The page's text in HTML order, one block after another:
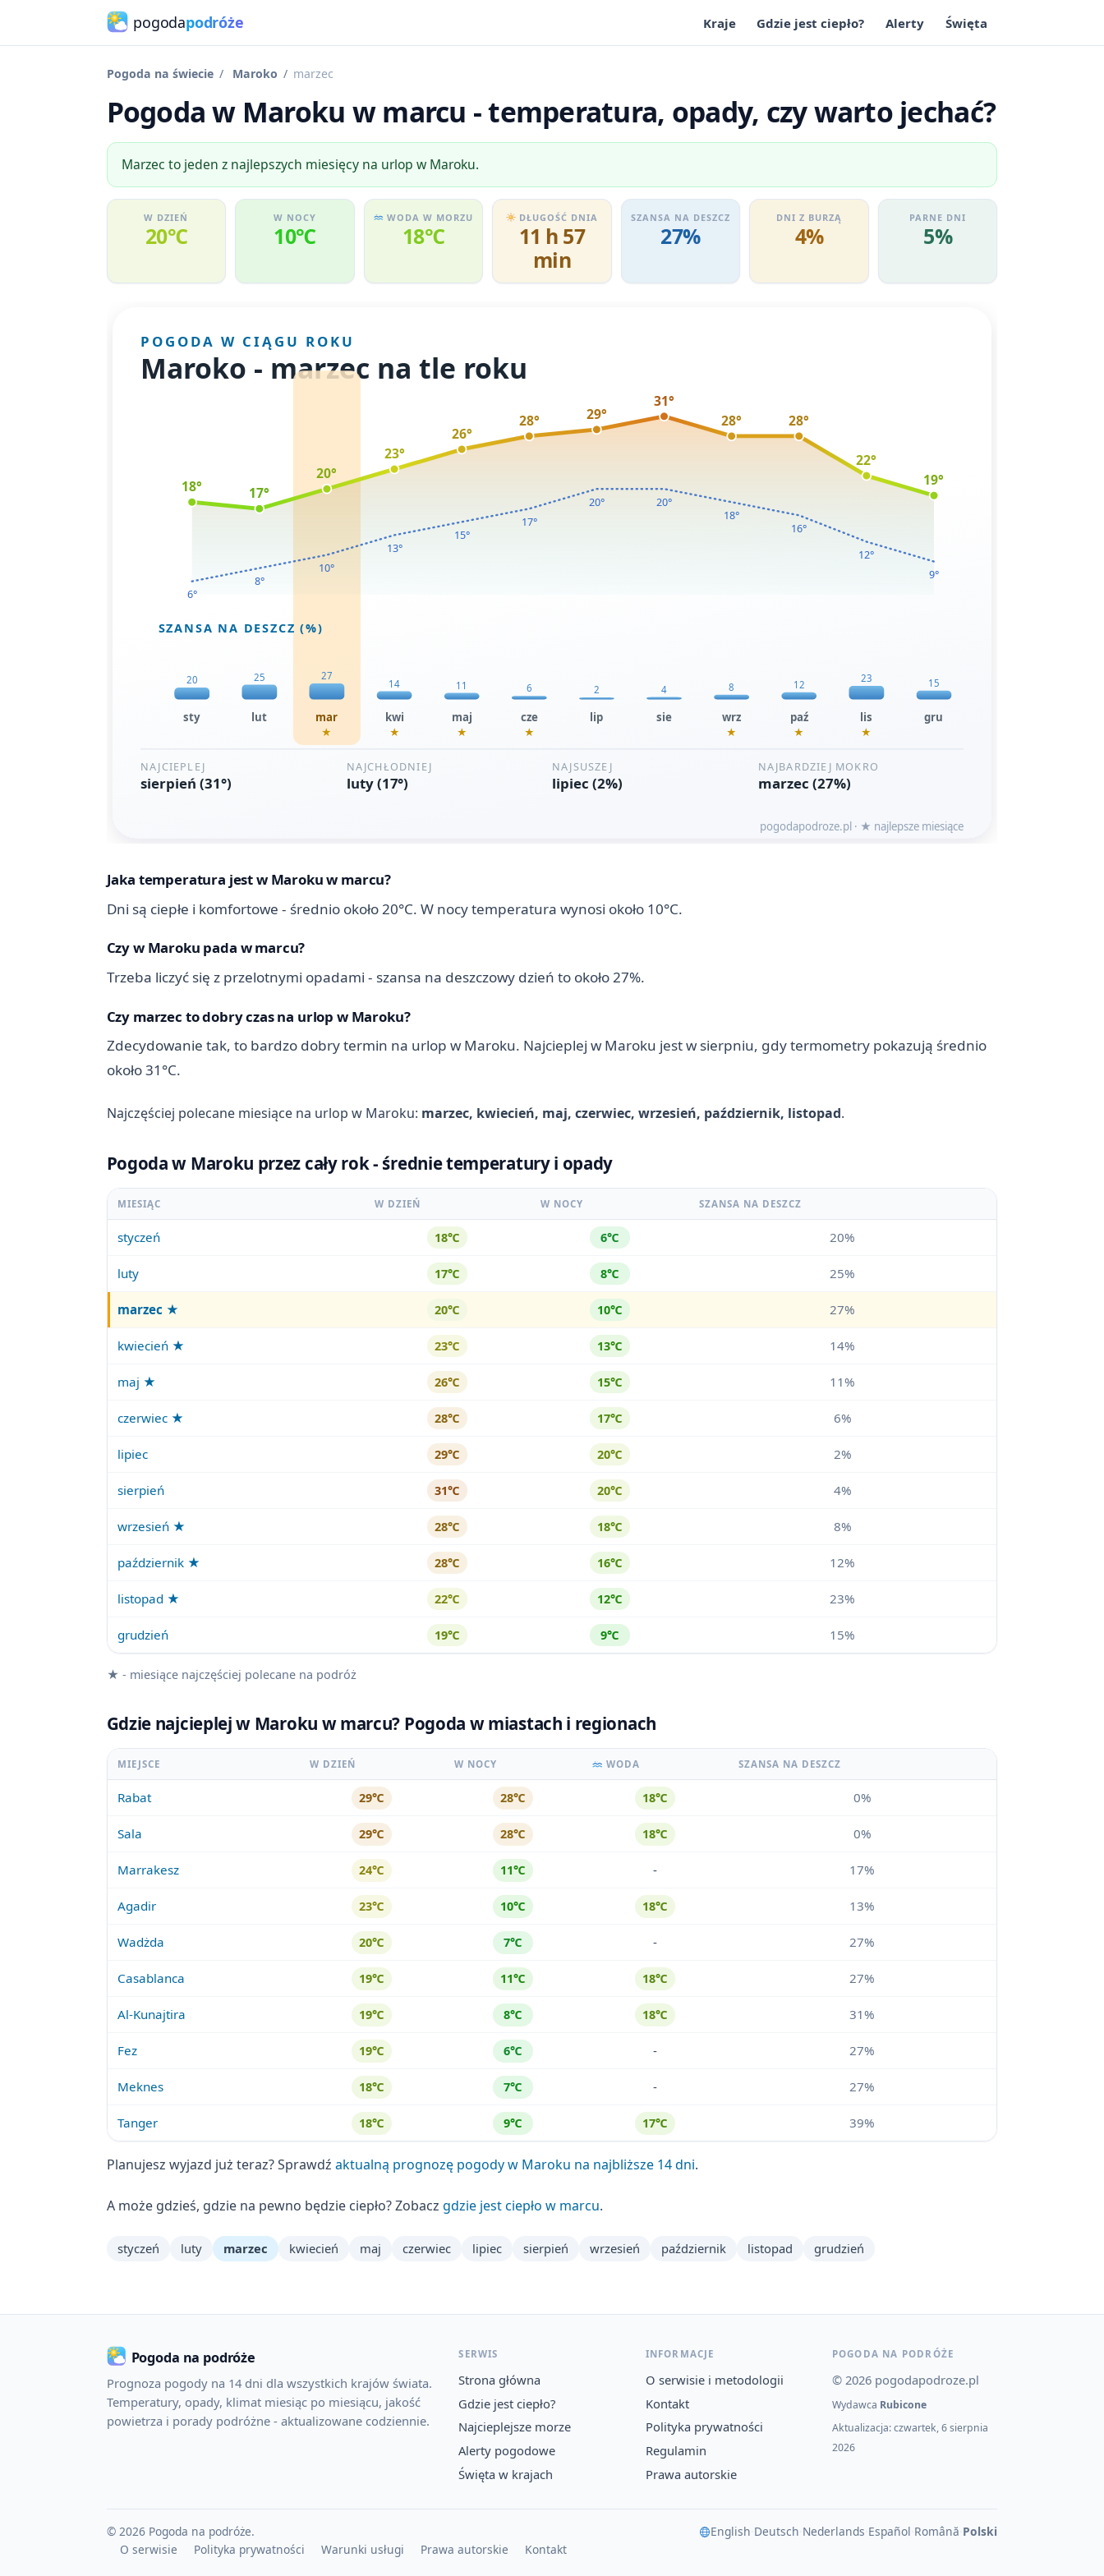
pogodapodróże Kraje Gdzie jest ciepło? Alerty Święta
Pogoda na świecie Maroko marzec
Pogoda w Maroku w marcu - temperatura, opady, czy warto jechać?
Marzec to jeden z najlepszych miesięcy na urlop w Maroku.
W DZIEŃ
20℃
W NOCY
10℃
WODA W MORZU
18℃
DŁUGOŚĆ DNIA
11 h 57
min
SZANSA NA DESZCZ
27%
DNI Z BURZĄ
4%
PARNE DNI
5%
Jaka temperatura jest w Maroku w marcu?
Dni są ciepłe i komfortowe - średnio około 20°C. W nocy temperatura wynosi około 10°C.
Czy w Maroku pada w marcu?
Trzeba liczyć się z przelotnymi opadami - szansa na deszczowy dzień to około 27%.
Czy marzec to dobry czas na urlop w Maroku?
Zdecydowanie tak, to bardzo dobry termin na urlop w Maroku. Najcieplej w Maroku jest w sierpniu, gdy termometry pokazują średnio
około 31°C.
Najczęściej polecane miesiące na urlop w Maroku: marzec, kwiecień, maj, czerwiec, wrzesień, październik, listopad.
Pogoda w Maroku przez cały rok - średnie temperatury i opady
MIESIĄC W DZIEŃ W NOCY SZANSA NA DESZCZ
styczeń 18℃ 6℃ 20%
luty 17℃ 8℃ 25%
marzec ★ 20℃ 10℃ 27%
kwiecień ★ 23℃ 13℃ 14%
maj ★ 26℃ 15℃ 11%
czerwiec ★ 28℃ 17℃ 6%
lipiec 29℃ 20℃ 2%
sierpień 31℃ 20℃ 4%
wrzesień ★ 28℃ 18℃ 8%
październik ★ 28℃ 16℃ 12%
listopad ★ 22℃ 12℃ 23%
grudzień 19℃ 9℃ 15%
★ - miesiące najczęściej polecane na podróż
Gdzie najcieplej w Maroku w marcu? Pogoda w miastach i regionach
MIEJSCE W DZIEŃ W NOCY WODA SZANSA NA DESZCZ
Rabat 29℃ 28℃ 18℃ 0%
Sala 29℃ 28℃ 18℃ 0%
Marrakesz 24℃ 11℃ - 17%
Agadir 23℃ 10℃ 18℃ 13%
Wadżda 20℃ 7℃ - 27%
Casablanca 19℃ 11℃ 18℃ 27%
Al-Kunajtira 19℃ 8℃ 18℃ 31%
Fez 19℃ 6℃ - 27%
Meknes 18℃ 7℃ - 27%
Tanger 18℃ 9℃ 17℃ 39%
Planujesz wyjazd już teraz? Sprawdź aktualną prognozę pogody w Maroku na najbliższe 14 dni.
A może gdzieś, gdzie na pewno będzie ciepło? Zobacz gdzie jest ciepło w marcu.
styczeń luty marzec kwiecień maj czerwiec lipiec sierpień wrzesień październik listopad grudzień
Pogoda na podróże
Prognoza pogody na 14 dni dla wszystkich krajów świata.
Temperatury, opady, klimat miesiąc po miesiącu, jakość
powietrza i porady podróżne - aktualizowane codziennie.
SERWIS
Strona główna
Gdzie jest ciepło?
Najcieplejsze morze
Alerty pogodowe
Święta w krajach
INFORMACJE
O serwisie i metodologii
Kontakt
Polityka prywatności
Regulamin
Prawa autorskie
POGODA NA PODRÓŻE
© 2026 pogodapodroze.pl
Wydawca Rubicone
Aktualizacja: czwartek, 6 sierpnia
2026
© 2026 Pogoda na podróże. English Deutsch Nederlands Español Română Polski
O serwisie
Polityka prywatności Warunki usługi Prawa autorskie Kontakt